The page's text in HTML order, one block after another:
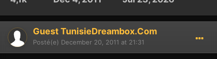
Guest TunisieDreambox.Com
Posté(e) December 20, 2011 at 21:31